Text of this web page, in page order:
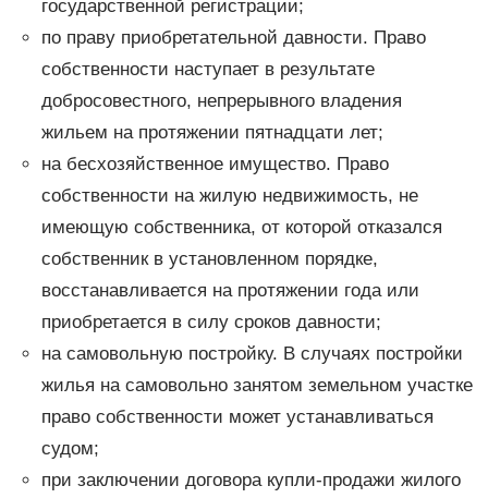
государственной регистрации;
по праву приобретательной давности. Право
собственности наступает в результате
добросовестного, непрерывного владения
жильем на протяжении пятнадцати лет;
на бесхозяйственное имущество. Право
собственности на жилую недвижимость, не
имеющую собственника, от которой отказался
собственник в установленном порядке,
восстанавливается на протяжении года или
приобретается в силу сроков давности;
на самовольную постройку. В случаях постройки
жилья на самовольно занятом земельном участке
право собственности может устанавливаться
судом;
при заключении договора купли-продажи жилого